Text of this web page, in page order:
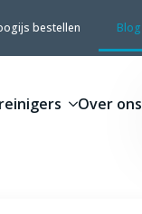
bestellen Blog
Over ons